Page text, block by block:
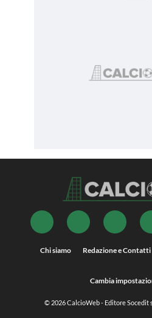
Chi siamo Redazione e Contatti
Cambia
© 2026CalcioWeb- Editore Socedit